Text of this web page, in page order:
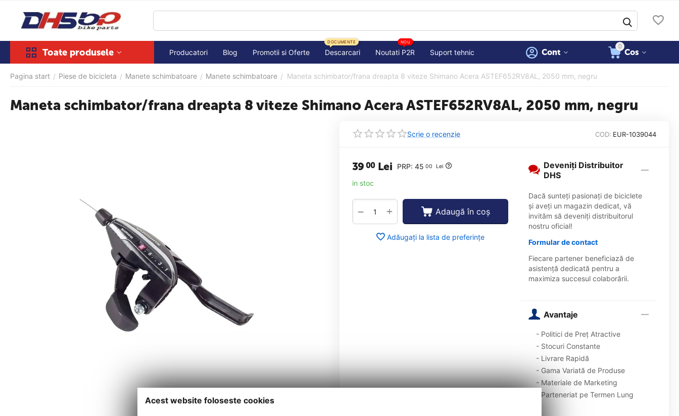
Toate produsele Producatori Blog Promotii si Oferte Descarcari
DOCUMENTE
Noutati P2R
NOU
Suport tehnic
0
Cos
Cont
Pagina start / Piese de bicicleta / Manete schimbatoare / Manete schimbatoare / Maneta schimbator/frana dreapta 8 viteze Shimano Acera ASTEF652RV8AL, 2050 mm, negru
Maneta schimbator/frana dreapta 8 viteze Shimano Acera ASTEF652RV8AL, 2050 mm, negru
Scrie o recenzie COD: EUR-1039044
39 00 Lei PRP:45 00 Lei
in stoc
+
− Adaugă în coș
Adăugați la lista de preferințe
Deveniți Distribuitor
DHS
Dacă sunteți pasionați de biciclete
și aveți un magazin dedicat, vă
invităm să deveniți distribuitorul
nostru oficial!
Formular de contact
Fiecare partener beneficiază de
asistență dedicată pentru a
maximiza succesul colaborării.
Avantaje
- Politici de Preț Atractive
- Stocuri Constante
- Livrare Rapidă
- Gama Variată de Produse
- Materiale de Marketing
- Parteneriat pe Termen Lung
Acest website foloseste cookies